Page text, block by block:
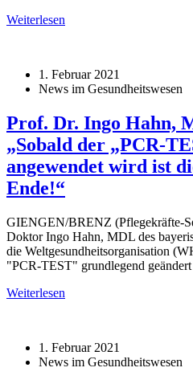
Weiterlesen
1. Februar 2021
News im Gesundheitswesen
Prof. Dr. Ingo Hahn,
„Sobald der „PCR-
angewendet wird ist
Ende!“
GIENGEN/BRENZ (Pflegekräfte-
Doktor Ingo Hahn, MDL des
die Weltgesundheitsorganisation
"PCR-TEST" grundlegend geändert
Weiterlesen
1. Februar 2021
News im Gesundheitswesen